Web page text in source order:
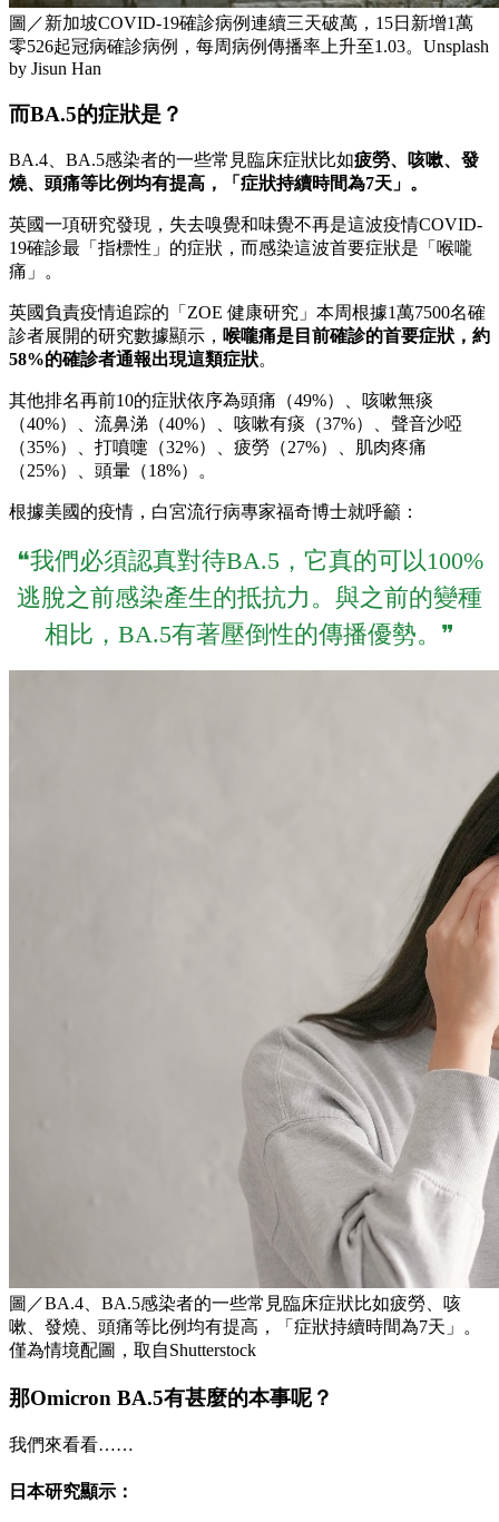
圖／新加坡COVID-19確診病例連續三天破萬，15日新增1萬
零526起冠病確診病例，每周病例傳播率上升至1.03。Unsplash
by Jisun Han
而BA.5的症狀是？
BA.4、BA.5感染者的一些常見臨床症狀比如疲勞、咳嗽、發
燒、頭痛等比例均有提高，「症狀持續時間為7天」。
英國一項研究發現，失去嗅覺和味覺不再是這波疫情COVID-
19確診最「指標性」的症狀，而感染這波首要症狀是「喉嚨
痛」。
英國負責疫情追踪的「ZOE 健康研究」本周根據1萬7500名確
診者展開的研究數據顯示， 喉嚨痛是目前確診的首要症狀，約
58%的確診者通報出現這類症狀。
其他排名再前10的症狀依序為頭痛（49%）、咳嗽無痰
（40%）、流鼻涕（40%）、咳嗽有痰（37%）、聲音沙啞
（35%）、打噴嚏（32%）、疲勞（27%）、肌肉疼痛
（25%）、頭暈（18%）。
根據美國的疫情，白宮流行病專家福奇博士就呼籲：
❝我們必須認真對待BA.5，它真的可以100%
逃脫之前感染產生的抵抗力。與之前的變種
相比，BA.5有著壓倒性的傳播優勢。❞
圖／BA.4、BA.5感染者的一些常見臨床症狀比如疲勞、咳
嗽、發燒、頭痛等比例均有提高，「症狀持續時間為7天」。
僅為情境配圖，取自Shutterstock
那Omicron BA.5有甚麼的本事呢？
我們來看看……
日本研究顯示：